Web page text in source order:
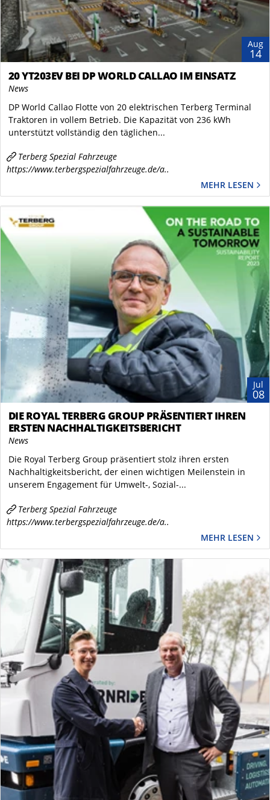
Aug
14
20 YT203EV BEI DP WORLD CALLAO IM EINSATZ
News
DP World Callao Flotte von 20 elektrischen Terberg Terminal
Traktoren in vollem Betrieb. Die Kapazität von 236 kWh
unterstützt vollständig den täglichen...
Terberg Spezial Fahrzeuge
https://www.terbergspezialfahrzeuge.de/a..
MEHR LESEN
Jul
08
DIE ROYAL TERBERG GROUP PRÄSENTIERT IHREN
ERSTEN NACHHALTIGKEITSBERICHT
News
Die Royal Terberg Group präsentiert stolz ihren ersten
Nachhaltigkeitsbericht, der einen wichtigen Meilenstein in
unserem Engagement für Umwelt-, Sozial-...
Terberg Spezial Fahrzeuge
https://www.terbergspezialfahrzeuge.de/a..
MEHR LESEN